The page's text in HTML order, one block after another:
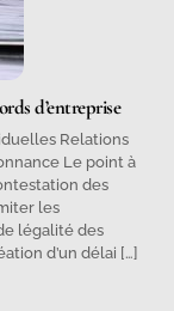
d’entreprise
Relations
Le point à
des
les
légalité des
d’un délai […]